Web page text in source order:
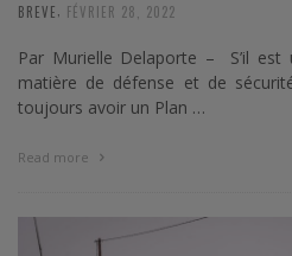
BREVE FÉVRIER 28, 2022
Par Murielle Delaporte – S’il est
matière de défense et de
toujours avoir un Plan …
Read more